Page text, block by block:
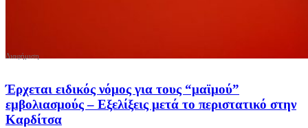
Έρχεται ειδικός νόμος για τους “μαϊμού”
εμβολιασμούς – Εξελίξεις μετά το περιστατικό στην
Καρδίτσα